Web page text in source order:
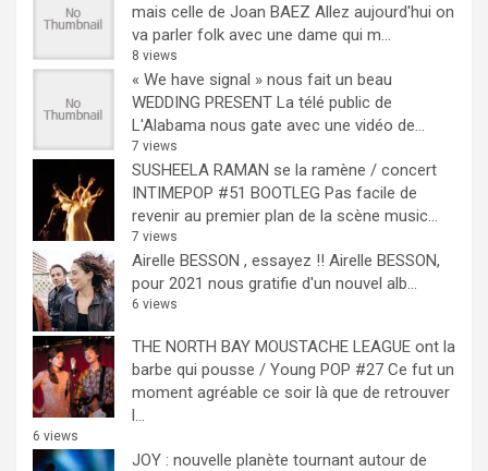
mais celle de Joan BAEZ Allez aujourd'hui on
va parler folk avec une dame qui m...
8 views
« We have signal » nous fait un beau
WEDDING PRESENT La télé public de
L'Alabama nous gate avec une vidéo de...
7 views
SUSHEELA RAMAN se la ramène / concert
INTIMEPOP #51 BOOTLEG Pas facile de
revenir au premier plan de la scène music...
7 views
Airelle BESSON , essayez !! Airelle BESSON,
pour 2021 nous gratifie d'un nouvel alb...
6 views
THE NORTH BAY MOUSTACHE LEAGUE ont la
barbe qui pousse / Young POP #27 Ce fut un
moment agréable ce soir là que de retrouver
l...
6 views
JOY : nouvelle planète tournant autour de